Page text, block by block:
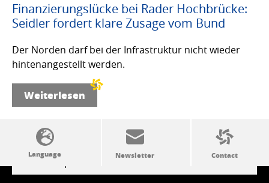
Finanzierungslücke bei Rader Hochbrücke:
Seidler fordert klare Zusage vom Bund
Der Norden darf bei der Infrastruktur nicht wieder
hintenangestellt werden.
Weiterlesen
SSW politics from A to Z